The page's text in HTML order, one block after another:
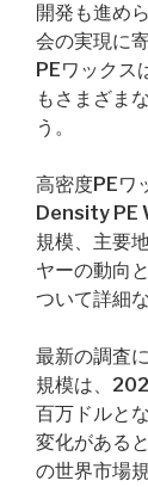
開発も進め
会の実現に
PEワックス
もさまざま
う。
高密度PEワ
Density PE
規模、主要
ヤーの動向
ついて詳細
最新の調査
規模は、
百万ドルと
変化がある
の世界市場